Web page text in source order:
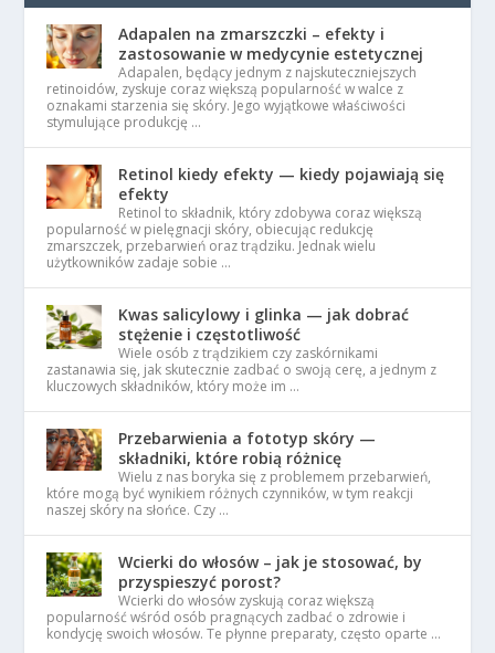
Adapalen na zmarszczki – efekty i
zastosowanie w medycynie estetycznej
Adapalen, będący jednym z najskuteczniejszych
retinoidów, zyskuje coraz większą popularność w walce z
oznakami starzenia się skóry. Jego wyjątkowe właściwości
stymulujące produkcję …
Retinol kiedy efekty — kiedy pojawiają się
efekty
Retinol to składnik, który zdobywa coraz większą
popularność w pielęgnacji skóry, obiecując redukcję
zmarszczek, przebarwień oraz trądziku. Jednak wielu
użytkowników zadaje sobie …
Kwas salicylowy i glinka — jak dobrać
stężenie i częstotliwość
Wiele osób z trądzikiem czy zaskórnikami
zastanawia się, jak skutecznie zadbać o swoją cerę, a jednym z
kluczowych składników, który może im …
Przebarwienia a fototyp skóry —
składniki, które robią różnicę
Wielu z nas boryka się z problemem przebarwień,
które mogą być wynikiem różnych czynników, w tym reakcji
naszej skóry na słońce. Czy …
Wcierki do włosów – jak je stosować, by
przyspieszyć porost?
Wcierki do włosów zyskują coraz większą
popularność wśród osób pragnących zadbać o zdrowie i
kondycję swoich włosów. Te płynne preparaty, często oparte …